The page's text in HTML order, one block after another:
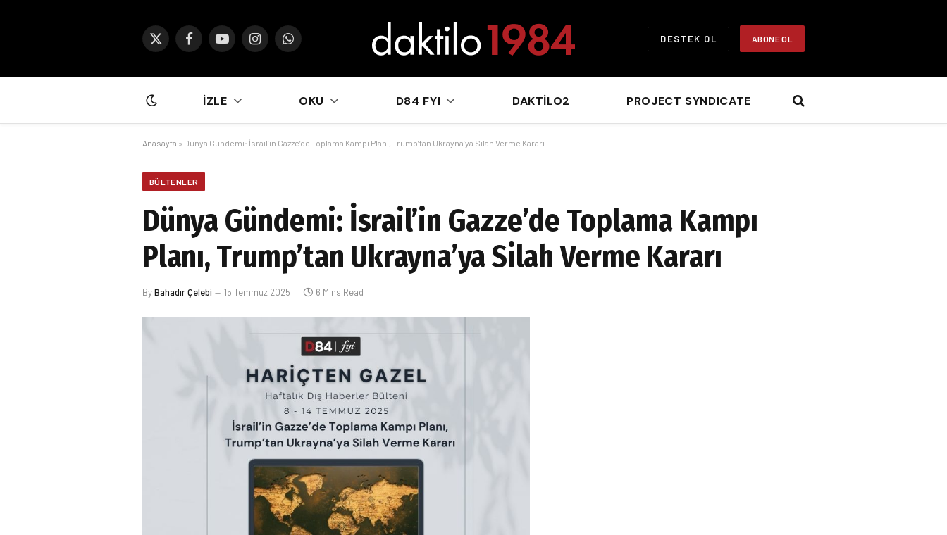
X
FacebookYouTubeInstagramWhatsApp
DESTEK OL ABONE OL
İZLE OKU D84 FYI DAKTILO2 PROJECT SYNDICATE
Anasayfa » Dünya Gündemi: İsrail’in Gazze’de Toplama Kampı Planı, Trump’tan Ukrayna’ya Silah Verme Kararı
BÜLTENLER
Dünya Gündemi: İsrail’in Gazze’de Toplama Kampı
Planı, Trump’tan Ukrayna’ya Silah Verme Kararı
ByBahadır Çelebi 15 Temmuz 2025 6 Mins Read